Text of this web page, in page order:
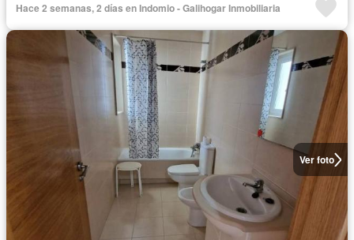
Hace 2 semanas, 2 días en Indomio - Galihogar Inmobiliaria
Ver foto